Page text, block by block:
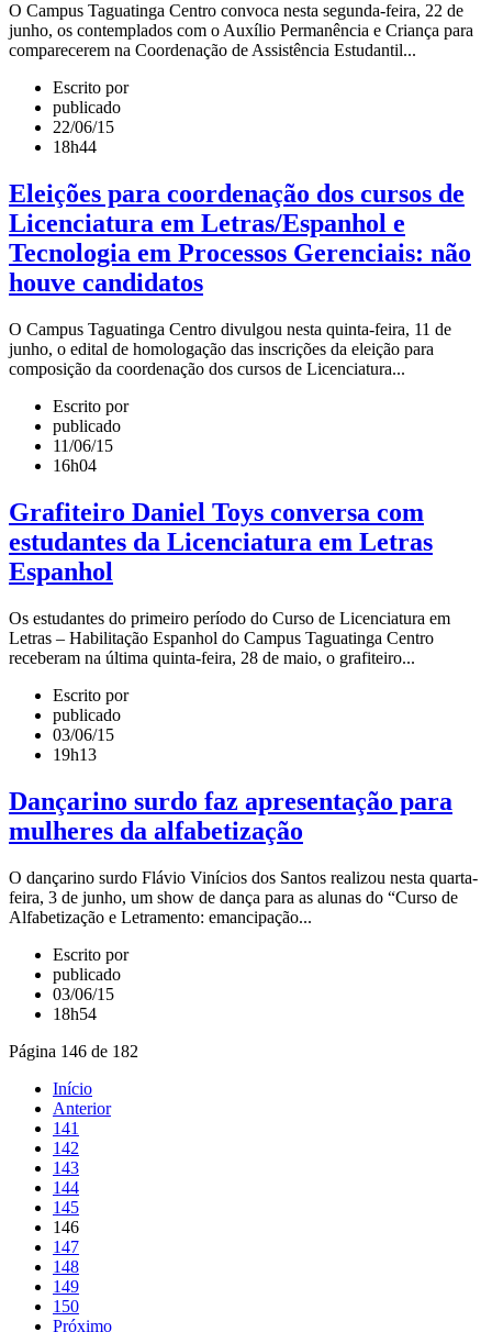
O Campus Taguatinga Centro convoca nesta segunda-feira, 22 de
junho, os contemplados com o Auxílio Permanência e Criança para
comparecerem na Coordenação de Assistência Estudantil...
Escrito por
publicado
22/06/15
18h44
Eleições para coordenação dos cursos de
Licenciatura em Letras/Espanhol e
Tecnologia em Processos Gerenciais: não
houve candidatos
O Campus Taguatinga Centro divulgou nesta quinta-feira, 11 de
junho, o edital de homologação das inscrições da eleição para
composição da coordenação dos cursos de Licenciatura...
Escrito por
publicado
11/06/15
16h04
Grafiteiro Daniel Toys conversa com
estudantes da Licenciatura em Letras
Espanhol
Os estudantes do primeiro período do Curso de Licenciatura em
Letras – Habilitação Espanhol do Campus Taguatinga Centro
receberam na última quinta-feira, 28 de maio, o grafiteiro...
Escrito por
publicado
03/06/15
19h13
Dançarino surdo faz apresentação para
mulheres da alfabetização
O dançarino surdo Flávio Vinícios dos Santos realizou nesta quarta-
feira, 3 de junho, um show de dança para as alunas do “Curso de
Alfabetização e Letramento: emancipação...
Escrito por
publicado
03/06/15
18h54
Página 146 de 182
Início
Anterior
141
142
143
144
145
146
147
148
149
150
Próximo